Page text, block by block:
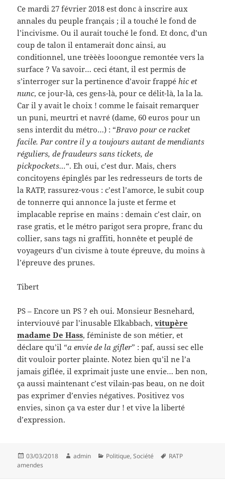
Ce mardi 27 février 2018 est donc à inscrire aux
annales du peuple français ; il a touché le fond de
l’incivisme. Ou il aurait touché le fond. Et donc, d’un
coup de talon il entamerait donc ainsi, au
conditionnel, une trèèès looongue remontée vers la
surface ? Va savoir… ceci étant, il est permis de
s’interroger sur la pertinence d’avoir frappéhic et
nunc, ce jour-là, ces gens-là, pour ce délit-là, la la la.
Car il y avait le choix ! comme le faisait remarquer
un puni, meurtri et navré (dame, 60 euros pour un
sens interdit du métro…) : “Bravo pour ce racket
facile. Par contre il y a toujours autant de mendiants
réguliers, de fraudeurs sans tickets, de
pickpockets…“. Eh oui, c’est dur. Mais, chers
concitoyens épinglés par les redresseurs de torts de
la RATP, rassurez-vous : c’est l’amorce, le subit coup
de tonnerre qui annonce la juste et ferme et
implacable reprise en mains : demain c’est clair, on
rase gratis, et le métro parigot sera propre, franc du
collier, sans tags ni graffiti, honnête et peuplé de
voyageurs d’un civisme à toute épreuve, du moins à
l’épreuve des prunes.
Tibert
PS – Encore un PS ? eh oui. Monsieur Besnehard,
interviouvé par l’inusable Elkabbach,vitupère
madame De Hass, féministe de son métier, et
déclare qu’il “a envie de la gifler” : paf, aussi sec elle
dit vouloir porter plainte. Notez bien qu’il ne l’a
jamais giflée, il exprimait juste une envie… ben non,
ça aussi maintenant c’est vilain-pas beau, on ne doit
pas exprimer d’envies négatives. Positivez vos
envies, sinon ça va ester dur ! et vive la liberté
d’expression.
Posted
on
03/03/2018 Author
admin Categories
Politique,Société Tags
RATP
amendes